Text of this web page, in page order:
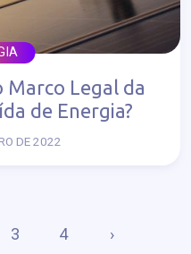
Marco Legal da
de Energia?
DE 2022
3 4 ›